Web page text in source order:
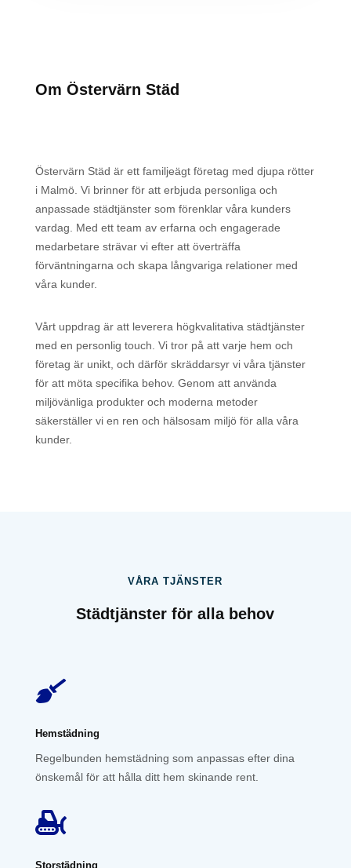
Om Östervärn Städ
Östervärn Städ är ett familjeägt företag med djupa rötter
i Malmö. Vi brinner för att erbjuda personliga och
anpassade städtjänster som förenklar våra kunders
vardag. Med ett team av erfarna och engagerade
medarbetare strävar vi efter att överträffa
förväntningarna och skapa långvariga relationer med
våra kunder.
Vårt uppdrag är att leverera högkvalitativa städtjänster
med en personlig touch. Vi tror på att varje hem och
företag är unikt, och därför skräddarsyr vi våra tjänster
för att möta specifika behov. Genom att använda
miljövänliga produkter och moderna metoder
säkerställer vi en ren och hälsosam miljö för alla våra
kunder.
VÅRA TJÄNSTER
Städtjänster för alla behov

Hemstädning
Regelbunden hemstädning som anpassas efter dina
önskemål för att hålla ditt hem skinande rent.

Storstädning